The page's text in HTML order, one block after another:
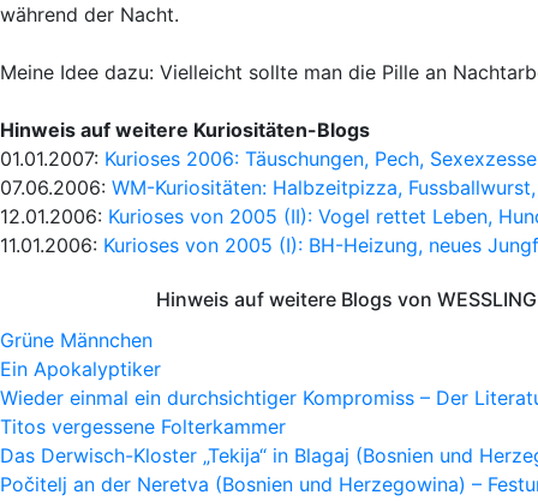
während der Nacht.
Meine Idee dazu: Vielleicht sollte man die Pille an
Hinweis auf weitere Kuriositäten-Blogs
01.01.2007: Kurioses 2006: Täuschungen, Pech,
07.06.2006: WM-Kuriositäten: Halbzeitpizza,
12.01.2006: Kurioses von 2005 (II): Vogel rettet Leben,
11.01.2006: Kurioses von 2005 (I): BH-Heizung, neues
Hinweis auf weitere Blogs von
Grüne Männchen
Ein Apokalyptiker
Wieder einmal ein durchsichtiger Kompromiss – Der
Titos vergessene Folterkammer
Das Derwisch-Kloster „Tekija“ in Blagaj (Bosnien und
Počitelj an der Neretva (Bosnien und Herzegowina) –